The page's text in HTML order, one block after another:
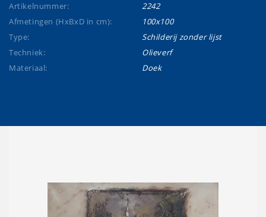
Artikelnummer:
2242
Afmetingen (HxBxD in cm):
100x100
Type:
Schilderij zonder lijst
Techniek:
Olieverf
Materiaal:
Doek